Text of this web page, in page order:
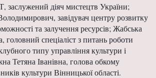
діяч мистецтв України;
завідувач центру розвитку
та залучення ресурсів; Жабська
головний спеціаліст з питань роботи
типу управління культури і
Тетяна Іванівна, голова обкому
культури Вінницької області.